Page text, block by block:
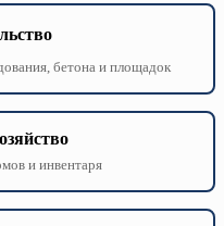
бетона и площадок
и инвентаря